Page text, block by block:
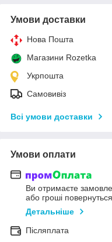
Умови доставки
Нова Пошта
Магазини Rozetka
Укрпошта
Самовивіз
Всі умови доставки
Умови оплати
Ви отримаєте
або гроші
Детальніше
Післяплата